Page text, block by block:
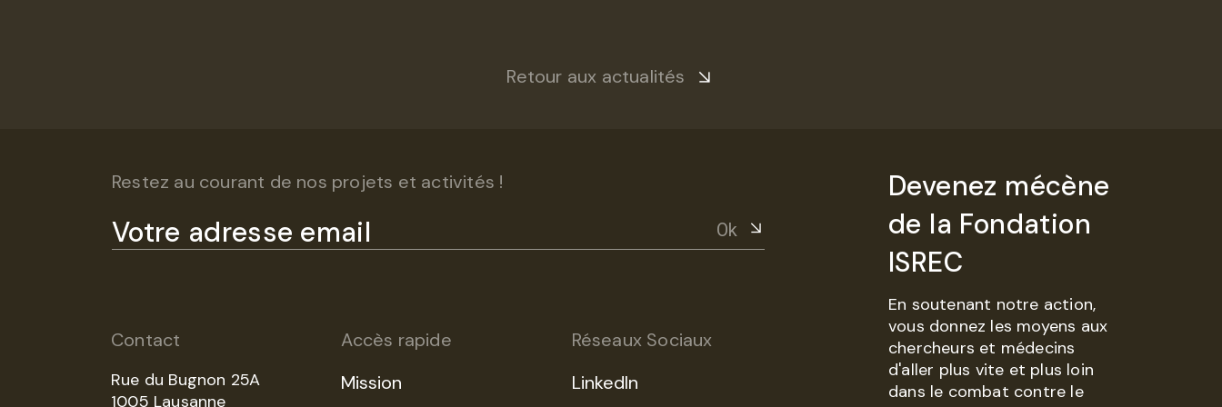
Retour aux actualités
Restez au courant de nos projets et activités !
Ok
Contact
Rue du Bugnon 25A
1005 Lausanne
Accès rapide
Mission
Réseaux Sociaux
LinkedIn
Devenez mécène
de la Fondation
ISREC
En soutenant notre action,
vous donnez les moyens aux
chercheurs et médecins
d'aller plus vite et plus loin
dans le combat contre le